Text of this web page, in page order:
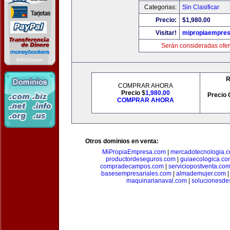
Categorias:
Sin Clasificar
Precio:
$1,980.00
Visitar!
Serán consideradas
COMPRAR AHORA
Precio $1,980.00
COMPRAR AHORA
Precio
Otros dominios en venta:
MiPropiaEmpresa.com
productordeseguros.com|
compradecampos.com| serviciopostventa.com
basesempresariales.com| almademujer.com|
maquinarianaval.com|